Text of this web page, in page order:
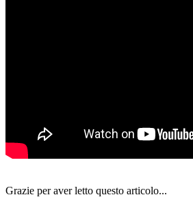
Grazie per aver letto questo articolo...